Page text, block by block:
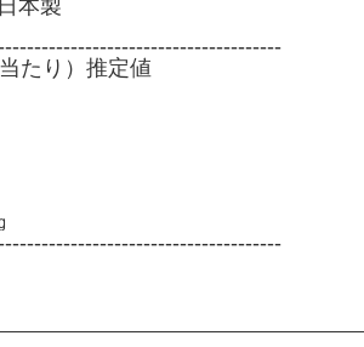
本製
たり）推定値